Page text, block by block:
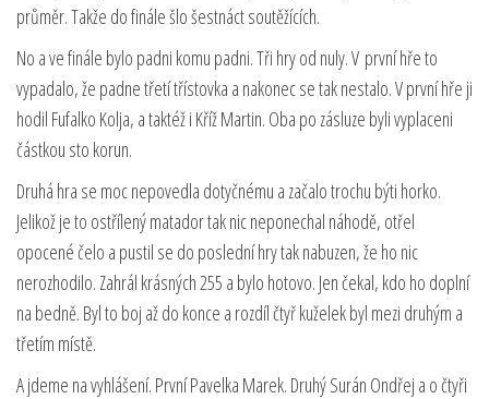
průměr. Takže do finále šlo šestnáct soutěžících.
No a ve finále bylo padni komu padni. Tři hry od nuly. V první hře to
vypadalo, že padne třetí třístovka a nakonec se tak nestalo. V první hře ji
hodil Fufalko Kolja, a taktéž i Kříž Martin. Oba po zásluze byli vyplaceni
částkou sto korun.
Druhá hra se moc nepovedla dotyčnému a začalo trochu býti horko.
Jelikož je to ostřílený matador tak nic neponechal náhodě, otřel
opocené čelo a pustil se do poslední hry tak nabuzen, že ho nic
nerozhodilo. Zahrál krásných 255 a bylo hotovo. Jen čekal, kdo ho doplní
na bedně. Byl to boj až do konce a rozdíl čtyř kuželek byl mezi druhým a
třetím místě.
A jdeme na vyhlášení. První Pavelka Marek. Druhý Surán Ondřej a o čtyři